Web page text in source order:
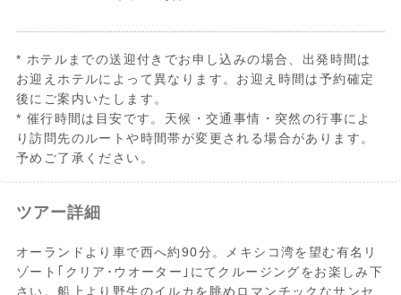
* ホテルまでの送迎付きでお申し込みの場合、出発時間は
お迎えホテルによって異なります。お迎え時間は予約確定
後にご案内いたします。
* 催行時間は目安です。天候・交通事情・突然の行事によ
り訪問先のルートや時間帯が変更される場合があります。
予めご了承ください。
ツアー詳細
オーランドより車で西へ約90分。メキシコ湾を望む有名リ
ゾート｢クリア･ウオーター｣にてクルージングをお楽しみ下
さい。船上より野生のイルカを眺めロマンチックなサンセ